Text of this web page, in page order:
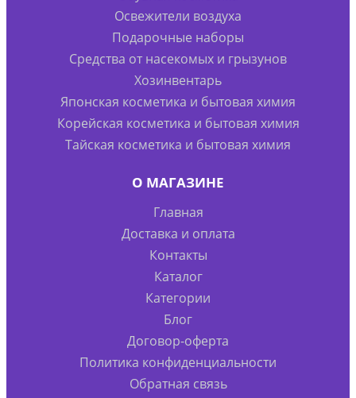
Освежители воздуха
Подарочные наборы
Средства от насекомых и грызунов
Хозинвентарь
Японская косметика и бытовая химия
Корейская косметика и бытовая химия
Тайская косметика и бытовая химия
О МАГАЗИНЕ
Главная
Доставка и оплата
Контакты
Каталог
Категории
Блог
Договор-оферта
Политика конфиденциальности
Обратная связь